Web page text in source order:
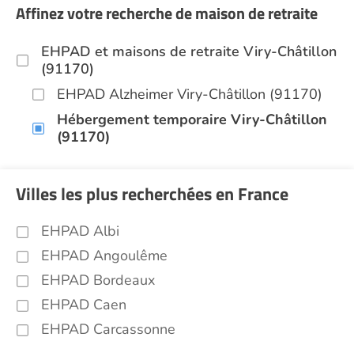
Affinez votre recherche de maison de retraite
EHPAD et maisons de retraite Viry-Châtillon
(91170)
EHPAD Alzheimer Viry-Châtillon (91170)
Hébergement temporaire Viry-Châtillon
(91170)
Villes les plus recherchées en France
EHPAD Albi
EHPAD Angoulême
EHPAD Bordeaux
EHPAD Caen
EHPAD Carcassonne